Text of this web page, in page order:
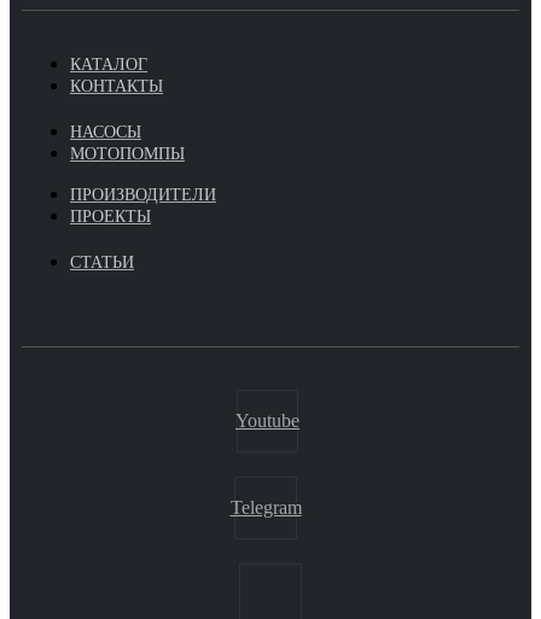
КАТАЛОГ
КОНТАКТЫ
НАСОСЫ
МОТОПОМПЫ
ПРОИЗВОДИТЕЛИ
ПРОЕКТЫ
СТАТЬИ
Youtube
Telegram